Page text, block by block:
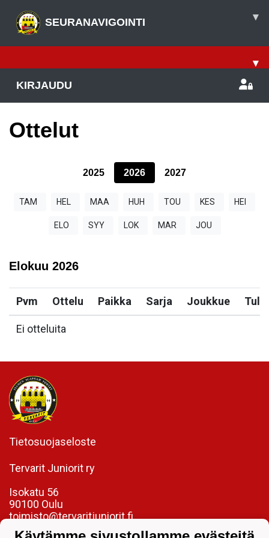
SEURANAVIGOINTI ▾
▾
KIRJAUDU
Ottelut
2025 2026 2027
TAM HEL MAA HUH TOU KES HEI
ELO SYY LOK MAR JOU
Elokuu 2026
Pvm Ottelu Paikka Sarja Joukkue
Ei otteluita
Tietosuojaseloste
Tervarit Juniorit ry
Isokatu 56
90100 Oulu
toimisto@tervaritjuniorit.fi